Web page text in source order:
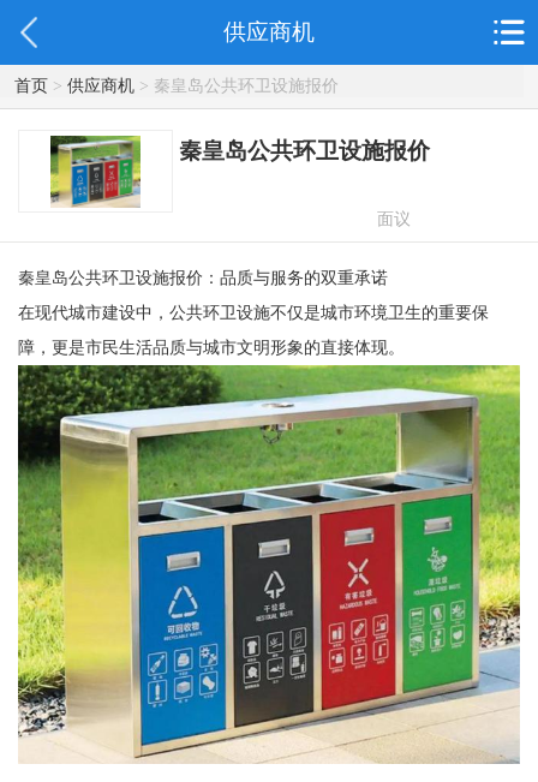
供应商机
首页> 供应商机> 秦皇岛公共环卫设施报价
秦皇岛公共环卫设施报价
面议
秦皇岛公共环卫设施报价：品质与服务的双重承诺
在现代城市建设中，公共环卫设施不仅是城市环境卫生的重要保
障，更是市民生活品质与城市文明形象的直接体现。